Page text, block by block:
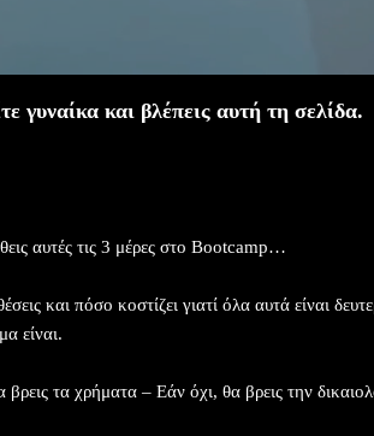
γυναίκα και βλέπεις αυτή τη σελίδα.
αυτές τις 3 μέρες στο Bootcamp…
και πόσο κοστίζει γιατί όλα αυτά είναι
είναι.
τα χρήματα – Εάν όχι, θα βρεις την